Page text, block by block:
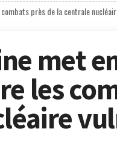
près de la centrale
met
les